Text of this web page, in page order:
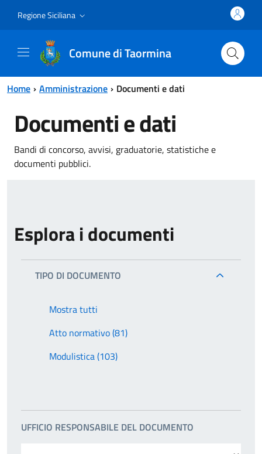
Regione Siciliana
Comune di Taormina
Home Amministrazione Documenti e dati
Documenti e dati
Bandi di concorso, avvisi, graduatorie, statistiche e
documenti pubblici.
Esplora i documenti
TIPO DI DOCUMENTO
Mostra tutti
Atto normativo (81)
Modulistica (103)
UFFICIO RESPONSABILE DEL DOCUMENTO